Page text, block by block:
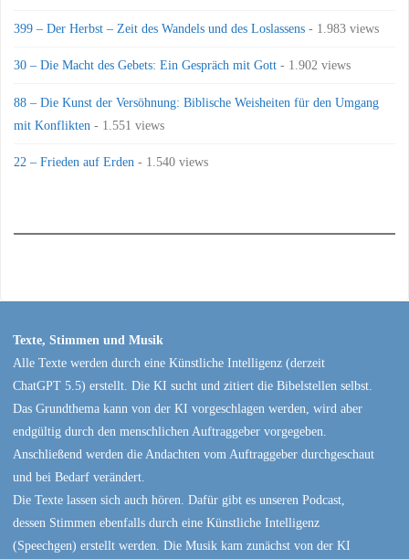
399 – Der Herbst – Zeit des Wandels und des Loslassens - 1.983 views
30 – Die Macht des Gebets: Ein Gespräch mit Gott - 1.902 views
88 – Die Kunst der Versöhnung: Biblische Weisheiten für den Umgang
mit Konflikten - 1.551 views
22 – Frieden auf Erden - 1.540 views
Texte, Stimmen und Musik
Alle Texte werden durch eine Künstliche Intelligenz (derzeit
ChatGPT 5.5) erstellt. Die KI sucht und zitiert die Bibelstellen selbst.
Das Grundthema kann von der KI vorgeschlagen werden, wird aber
endgültig durch den menschlichen Auftraggeber vorgegeben.
Anschließend werden die Andachten vom Auftraggeber durchgeschaut
und bei Bedarf verändert.
Die Texte lassen sich auch hören. Dafür gibt es unseren Podcast,
dessen Stimmen ebenfalls durch eine Künstliche Intelligenz
(Speechgen) erstellt werden. Die Musik kam zunächst von der KI